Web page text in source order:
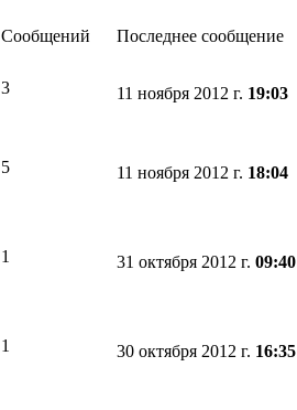
Сообщений
Последнее сообщение
3 11 ноября 2012 г. 19:03
5 11 ноября 2012 г. 18:04
1 31 октября 2012 г. 09:40
1 30 октября 2012 г. 16:35